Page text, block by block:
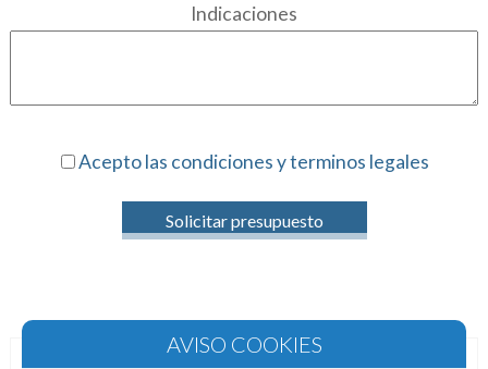
Indicaciones
Acepto las condiciones y terminos legales
Solicitar presupuesto